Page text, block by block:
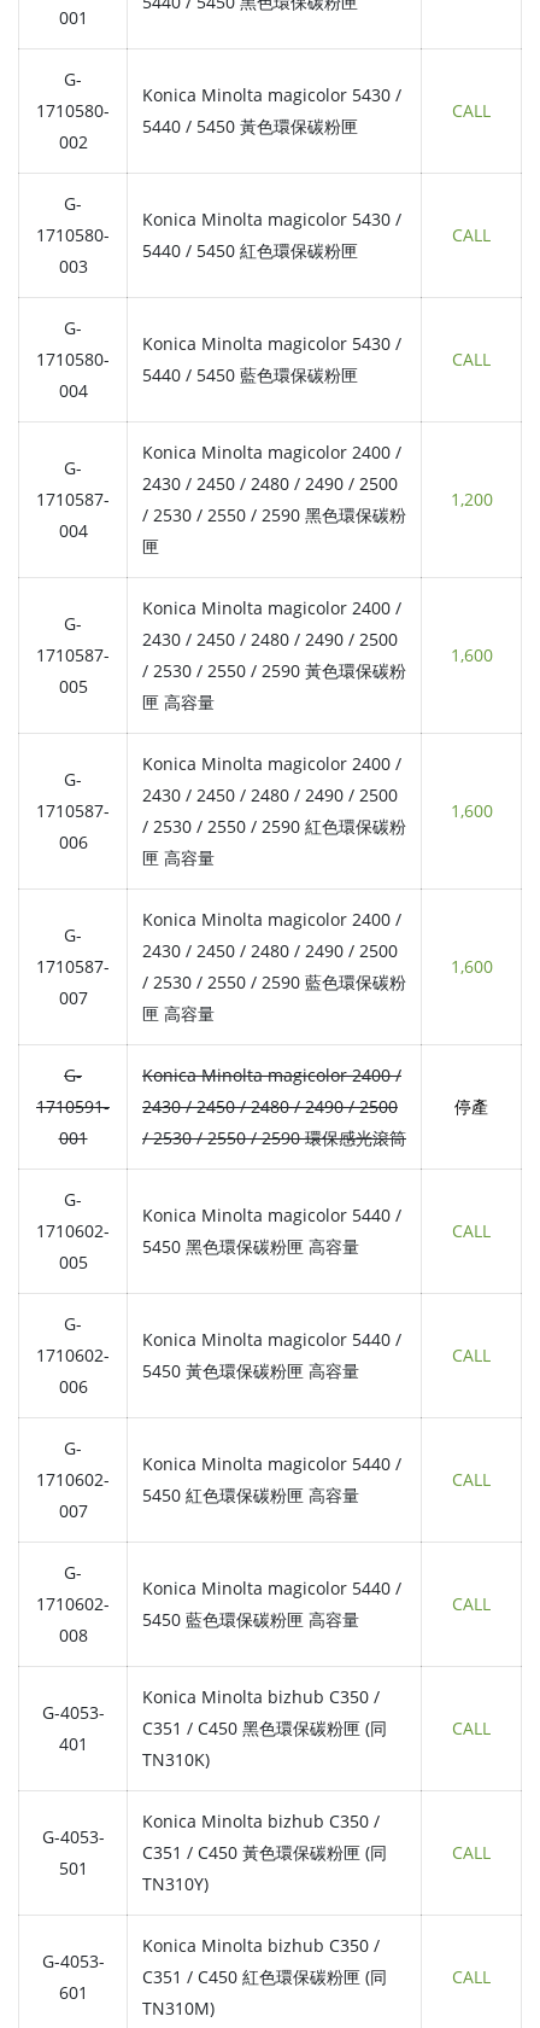
001
G-
1710580-
002
Konica Minolta magicolor 5430 /
5440 / 5450 黃色環保碳粉匣
CALL
G-
1710580-
003
Konica Minolta magicolor 5430 /
5440 / 5450 紅色環保碳粉匣
CALL
G-
1710580-
004
Konica Minolta magicolor 5430 /
5440 / 5450 藍色環保碳粉匣
CALL
G-
1710587-
004
Konica Minolta magicolor 2400 /
2430 / 2450 / 2480 / 2490 / 2500
/ 2530 / 2550 / 2590 黑色環保碳粉
匣
1,200
G-
1710587-
005
Konica Minolta magicolor 2400 /
2430 / 2450 / 2480 / 2490 / 2500
/ 2530 / 2550 / 2590 黃色環保碳粉
匣 高容量
1,600
G-
1710587-
006
Konica Minolta magicolor 2400 /
2430 / 2450 / 2480 / 2490 / 2500
/ 2530 / 2550 / 2590 紅色環保碳粉
匣 高容量
1,600
G-
1710587-
007
Konica Minolta magicolor 2400 /
2430 / 2450 / 2480 / 2490 / 2500
/ 2530 / 2550 / 2590 藍色環保碳粉
匣 高容量
1,600
G-
1710591-
001
Konica Minolta magicolor 2400 /
2430 / 2450 / 2480 / 2490 / 2500
/ 2530 / 2550 / 2590 環保感光滾筒
停產
G-
1710602-
005
Konica Minolta magicolor 5440 /
5450 黑色環保碳粉匣 高容量
CALL
G-
1710602-
006
Konica Minolta magicolor 5440 /
5450 黃色環保碳粉匣 高容量
CALL
G-
1710602-
007
Konica Minolta magicolor 5440 /
5450 紅色環保碳粉匣 高容量
CALL
G-
1710602-
008
Konica Minolta magicolor 5440 /
5450 藍色環保碳粉匣 高容量
CALL
G-4053-
401
Konica Minolta bizhub C350 /
C351 / C450 黑色環保碳粉匣 (同
TN310K)
CALL
G-4053-
501
Konica Minolta bizhub C350 /
C351 / C450 黃色環保碳粉匣 (同
TN310Y)
CALL
G-4053-
601
Konica Minolta bizhub C350 /
C351 / C450 紅色環保碳粉匣 (同
TN310M)
CALL